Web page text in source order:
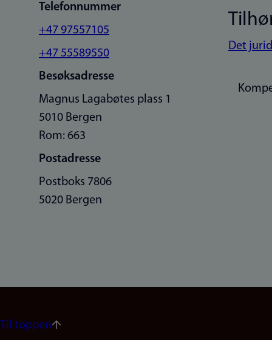
Telefonnummer
+47 97557105
+47 55589550
Besøksadresse
Magnus Lagabøtes plass 1
5010 Bergen
Rom: 663
Postadresse
Postboks 7806
5020 Bergen
Det
Til toppen